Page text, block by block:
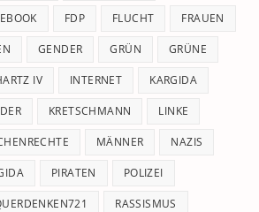
FDP FLUCHT FRAUEN
GENDER GRÜN GRÜNE
IV INTERNET KARGIDA
KRETSCHMANN LINKE
MÄNNER NAZIS
PIRATEN POLIZEI
RASSISMUS